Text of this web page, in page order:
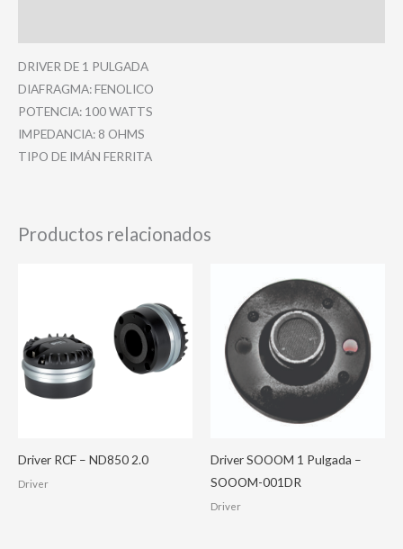
DRIVER DE 1 PULGADA
DIAFRAGMA: FENOLICO
POTENCIA: 100 WATTS
IMPEDANCIA: 8 OHMS
TIPO DE IMÁN FERRITA
Productos relacionados
Driver RCF – ND850 2.0
Driver
Driver SOOOM 1 Pulgada –
SOOOM-001DR
Driver